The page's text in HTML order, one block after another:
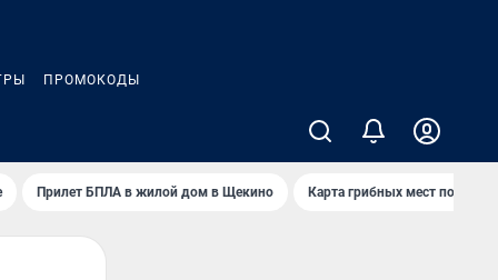
ПРОМОКОДЫ
Прилет БПЛА в жилой дом в Щекино Карта грибных мест под